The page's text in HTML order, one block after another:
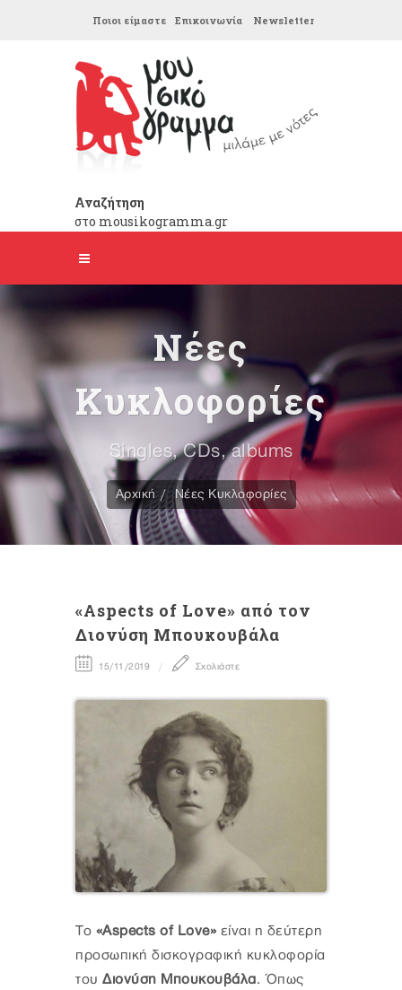
Ποιοι είμαστε Επικοινωνία Newsletter
Αναζήτηση
στο mousikogramma.gr
Νέες
Κυκλοφορίες
Singles, CDs, albums
Αρχική Νέες Κυκλοφορίες
«Aspects of Love» από τον
Διονύση Μπουκουβάλα
15/11/2019 Σχολιάστε
Το «Aspects of Love» είναι η δεύτερη
προσωπική δισκογραφική κυκλοφορία
του Διονύση Μπουκουβάλα. Όπως